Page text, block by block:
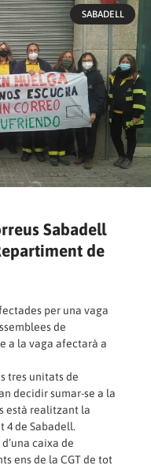
SABADELL
Sabadell
de
per una vaga
de
a la vaga afectarà a
tres unitats de
decidir sumar-se a la
està realitzant la
de Sabadell.
caixa de
ens de la CGT de tot